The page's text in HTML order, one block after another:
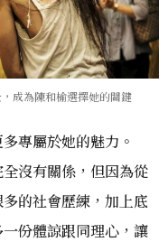
成為陳和榆選擇她的關鍵
專屬於她的魅力。
全沒有關係，但因為從
的社會歷練，加上底
份體諒跟同理心，讓